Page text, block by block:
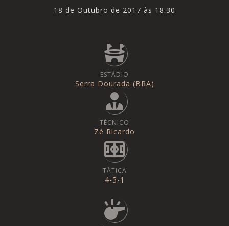
18 de Outubro de 2017 às 18:30
ESTÁDIO
Serra Dourada (BRA)
TÉCNICO
Zé Ricardo
TÁTICA
4-5-1